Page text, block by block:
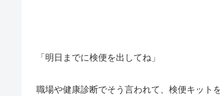
「明日までに検便を出してね」
職場や健康診断でそう言われて、検便キット